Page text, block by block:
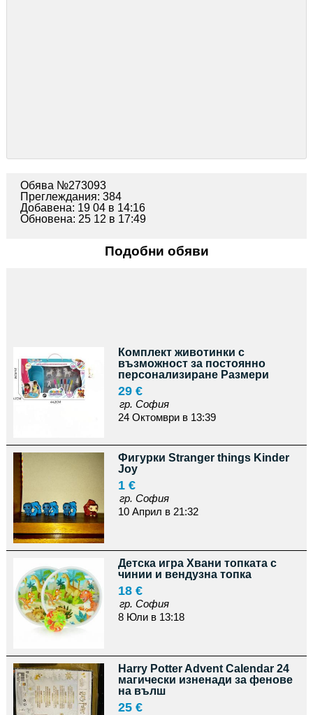
Обява №273093
Преглеждания: 384
Добавена: 19 04 в 14:16
Обновена: 25 12 в 17:49
Подобни обяви
Комплект животинки с
възможност за постоянно
персонализиране Размери
29 €
гр. София
24 Октомври в 13:39
Фигурки Stranger things Kinder
Joy
1 €
гр. София
10 Април в 21:32
Детска игра Хвани топката с
чинии и вендузна топка
18 €
гр. София
8 Юли в 13:18
Harry Potter Advent Calendar 24
магически изненади за фенове
на вълш
25 €